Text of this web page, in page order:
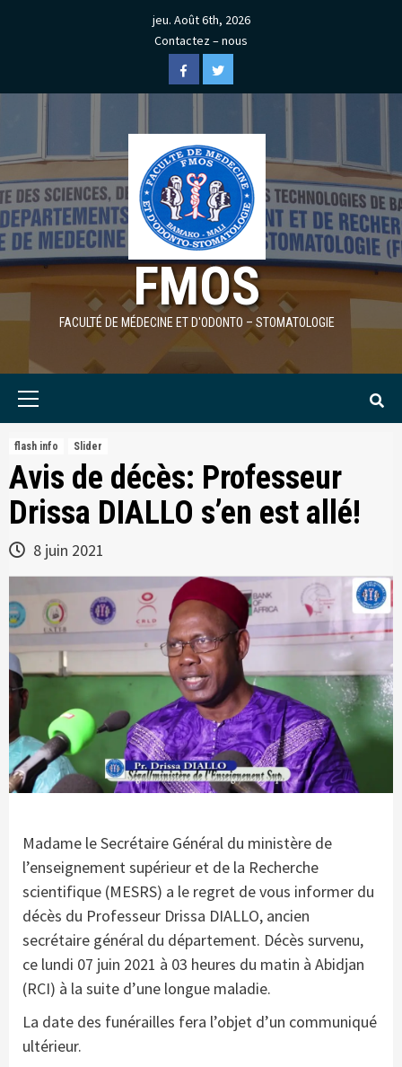
jeu. Août 6th, 2026
Contactez – nous
FacebookTwitter
FMOS
FACULTÉ DE MÉDECINE ET D'ODONTO – STOMATOLOGIE
flash info Slider
Avis de décès: Professeur
Drissa DIALLO s’en est allé!
8 juin 2021
Madame le Secrétaire Général du ministère de
l’enseignement supérieur et de la Recherche
scientifique (MESRS) a le regret de vous informer du
décès du Professeur Drissa DIALLO, ancien
secrétaire général du département. Décès survenu,
ce lundi 07 juin 2021 à 03 heures du matin à Abidjan
(RCI) à la suite d’une longue maladie.
La date des funérailles fera l’objet d’un communiqué
ultérieur.